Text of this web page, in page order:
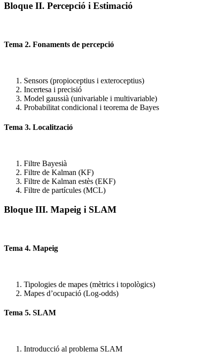
Bloque II. Percepció i Estimació
Tema 2. Fonaments de percepció
Sensors (propioceptius i exteroceptius)
Incertesa i precisió
Model gaussià (univariable i multivariable)
Probabilitat condicional i teorema de Bayes
Tema 3. Localització
Filtre Bayesià
Filtre de Kalman (KF)
Filtre de Kalman estès (EKF)
Filtre de partícules (MCL)
Bloque III. Mapeig i SLAM
Tema 4. Mapeig
Tipologies de mapes (mètrics i topològics)
Mapes d’ocupació (Log-odds)
Tema 5. SLAM
Introducció al problema SLAM